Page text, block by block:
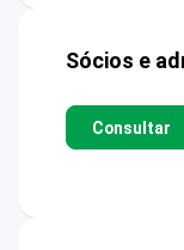
Sócios e
Consultar